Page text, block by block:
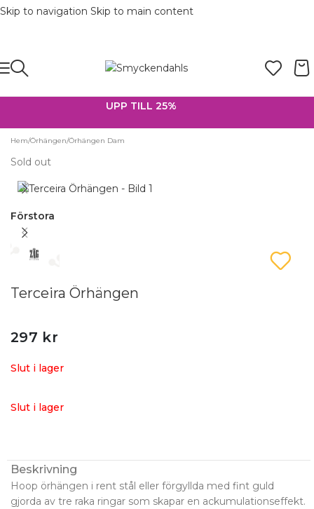
Skip to navigation Skip to main content
UPP TILL 25%
Hem/Örhängen/Örhängen Dam
Sold out
Förstora
Terceira Örhängen
297 kr
Slut i lager
Slut i lager
Beskrivning
Hoop örhängen i rent stål eller förgyllda med fint guld
gjorda av tre raka ringar som skapar en ackumulationseffekt.